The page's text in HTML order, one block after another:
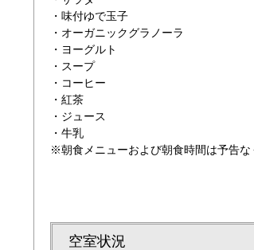
・味付ゆで玉子
・オーガニックグラノーラ
・ヨーグルト
・スープ
・コーヒー
・紅茶
・ジュース
・牛乳
※朝食メニューおよび朝食時間は予告な
空室状況